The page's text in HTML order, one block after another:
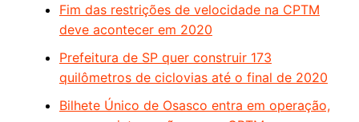
Fim das restrições de velocidade na CPTM
deve acontecer em 2020
Prefeitura de SP quer construir 173
quilômetros de ciclovias até o final de 2020
Bilhete Único de Osasco entra em operação,